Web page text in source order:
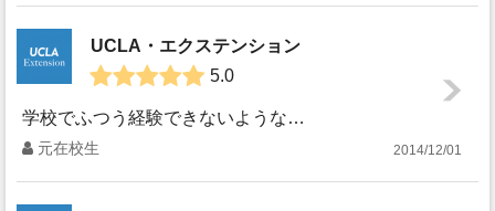
UCLA・エクステンション
5.0
学校でふつう経験できないような体験談を書きます！ まずは、サッカーの交流試合で有名な選手が来ていました。レアルマドリードのクリスチャンロナウドが来ていま...
元在校生 2014/12/01